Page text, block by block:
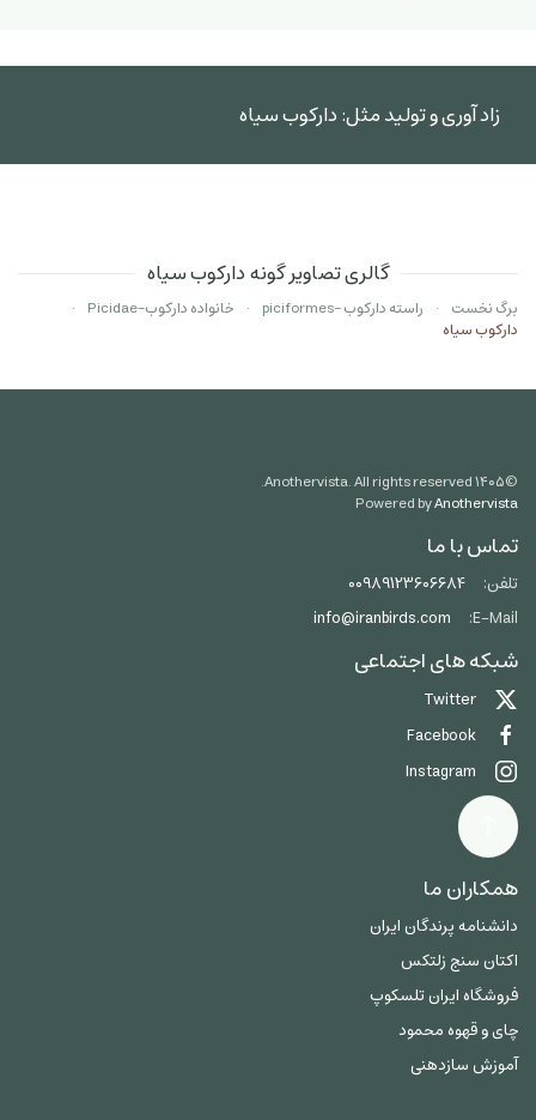
زاد آوری و تولید مثل: دارکوب سیاه
گالری تصاویر گونه دارکوب سیاه
برگ نخست راسته دارکوب -piciformes
خانواده دارکوب-Picidae
دارکوب سیاه
©۱۴۰۵
Powered byAnothervista
تماس با ما
تلفن:
00989123606684
E-Mail:
info@iranbirds.com
شبکه های اجتماعی
Twitter
Facebook
Instagram
همکاران ما
دانشنامه پرندگان ایران
اکتان سنج زلتکس
فروشگاه ایران تلسکوپ
چای و قهوه محمود
آموزش سازدهنی